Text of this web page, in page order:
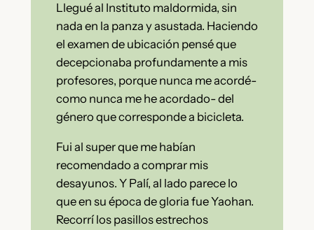
Llegué al Instituto maldormida, sin
nada en la panza y asustada. Haciendo
el examen de ubicación pensé que
decepcionaba profundamente a mis
profesores, porque nunca me acordé-
como nunca me he acordado- del
género que corresponde a bicicleta.
Fui al super que me habían
recomendado a comprar mis
desayunos. Y Palí, al lado parece lo
que en su época de gloria fue Yaohan.
Recorrí los pasillos estrechos